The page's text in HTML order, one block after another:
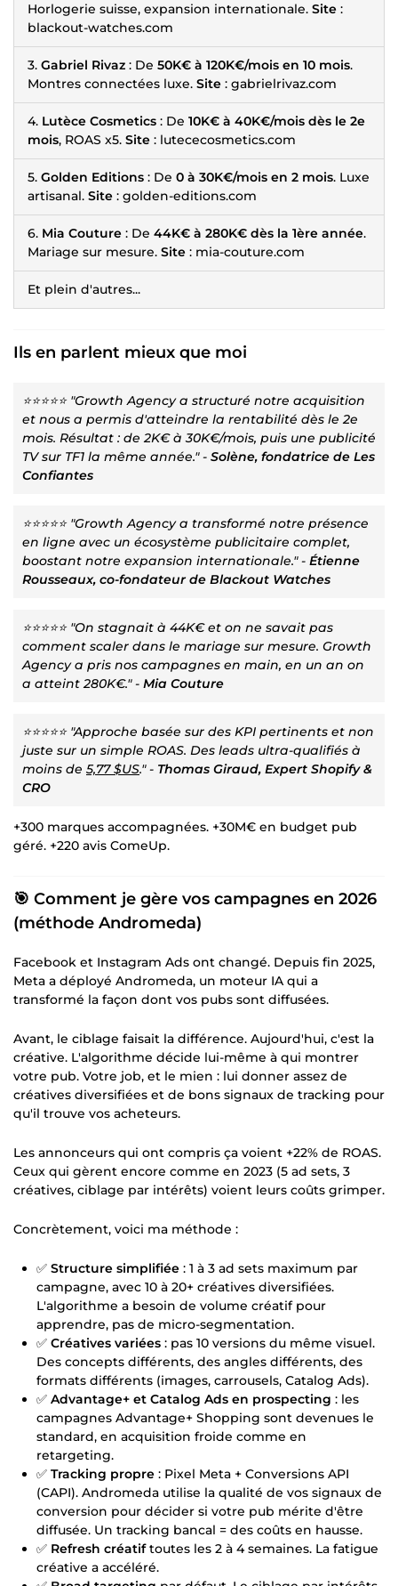
Horlogerie suisse, expansion internationale. Site :
blackout-watches.com
3. Gabriel Rivaz : De 50K€ à 120K€/mois en 10 mois.
Montres connectées luxe. Site : gabrielrivaz.com
4. Lutèce Cosmetics : De 10K€ à 40K€/mois dès le 2e
mois, ROAS x5. Site : lutececosmetics.com
5. Golden Editions : De 0 à 30K€/mois en 2 mois. Luxe
artisanal. Site : golden-editions.com
6. Mia Couture : De 44K€ à 280K€ dès la 1ère année.
Mariage sur mesure. Site : mia-couture.com
Et plein d'autres...
Ils en parlent mieux que moi
⭐⭐⭐⭐⭐ "Growth Agency a structuré notre acquisition
et nous a permis d'atteindre la rentabilité dès le 2e
mois. Résultat : de 2K€ à 30K€/mois, puis une publicité
TV sur TF1 la même année." - Solène, fondatrice de Les
Confiantes
⭐⭐⭐⭐⭐ "Growth Agency a transformé notre présence
en ligne avec un écosystème publicitaire complet,
boostant notre expansion internationale." - Étienne
Rousseaux, co-fondateur de Blackout Watches
⭐⭐⭐⭐⭐ "On stagnait à 44K€ et on ne savait pas
comment scaler dans le mariage sur mesure. Growth
Agency a pris nos campagnes en main, en un an on
a atteint 280K€." - Mia Couture
⭐⭐⭐⭐⭐ "Approche basée sur des KPI pertinents et non
juste sur un simple ROAS. Des leads ultra-qualifiés à
moins de 5,77 $US." - Thomas Giraud, Expert Shopify &
CRO
+300 marques accompagnées. +30M€ en budget pub
géré. +220 avis ComeUp.
🎯 Comment je gère vos campagnes en 2026
(méthode Andromeda)
Facebook et Instagram Ads ont changé. Depuis fin 2025,
Meta a déployé Andromeda, un moteur IA qui a
transformé la façon dont vos pubs sont diffusées.
Avant, le ciblage faisait la différence. Aujourd'hui, c'est la
créative. L'algorithme décide lui-même à qui montrer
votre pub. Votre job, et le mien : lui donner assez de
créatives diversifiées et de bons signaux de tracking pour
qu'il trouve vos acheteurs.
Les annonceurs qui ont compris ça voient +22% de ROAS.
Ceux qui gèrent encore comme en 2023 (5 ad sets, 3
créatives, ciblage par intérêts) voient leurs coûts grimper.
Concrètement, voici ma méthode :
✅ Structure simplifiée : 1 à 3 ad sets maximum par
campagne, avec 10 à 20+ créatives diversifiées.
L'algorithme a besoin de volume créatif pour
apprendre, pas de micro-segmentation.
✅ Créatives variées : pas 10 versions du même visuel.
Des concepts différents, des angles différents, des
formats différents (images, carrousels, Catalog Ads).
✅ Advantage+ et Catalog Ads en prospecting : les
campagnes Advantage+ Shopping sont devenues le
standard, en acquisition froide comme en
retargeting.
✅ Tracking propre : Pixel Meta + Conversions API
(CAPI). Andromeda utilise la qualité de vos signaux de
conversion pour décider si votre pub mérite d'être
diffusée. Un tracking bancal = des coûts en hausse.
✅ Refresh créatiftoutes les 2 à 4 semaines. La fatigue
créative a accéléré.